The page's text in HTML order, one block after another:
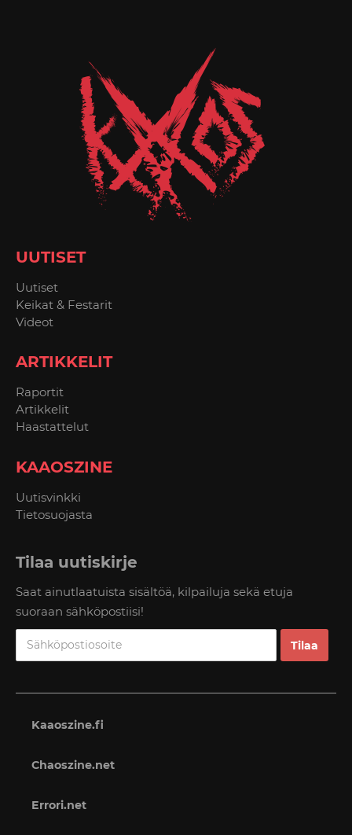
UUTISET
Uutiset
Keikat & Festarit
Videot
ARTIKKELIT
Raportit
Artikkelit
Haastattelut
KAAOSZINE
Uutisvinkki
Tietosuojasta
Tilaa uutiskirje
Saat ainutlaatuista sisältöä, kilpailuja sekä etuja
suoraan sähköpostiisi!
Kaaoszine.fi
Chaoszine.net
Errori.net